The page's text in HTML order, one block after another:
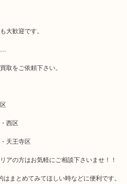
大歓迎です。
…
取をご依頼下さい。
西区
天王寺区
アの方はお気軽にご相談下さいませ！！
まとめてみてほしい時などに便利です。